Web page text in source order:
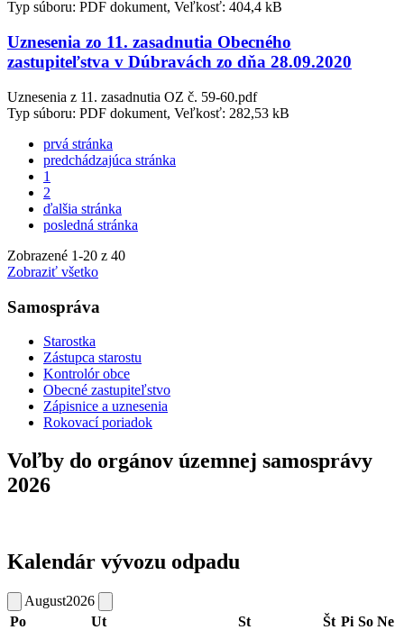
Typ súboru: PDF dokument, Veľkosť: 404,4 kB
Uznesenia zo 11. zasadnutia Obecného
zastupiteľstva v Dúbravách zo dňa 28.09.2020
Uznesenia z 11. zasadnutia OZ č. 59-60.pdf
Typ súboru: PDF dokument, Veľkosť: 282,53 kB
prvá stránka
predchádzajúca stránka
1
2
ďalšia stránka
posledná stránka
Zobrazené 1-20 z 40
Zobraziť všetko
Samospráva
Starostka
Zástupca starostu
Kontrolór obce
Obecné zastupiteľstvo
Zápisnice a uznesenia
Rokovací poriadok
Voľby do orgánov územnej samosprávy
2026
Kalendár vývozu odpadu
August2026
Po
Ut St Št Pi So Ne